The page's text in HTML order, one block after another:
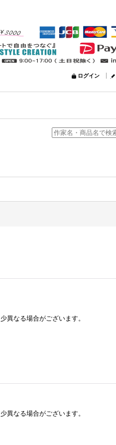
ログイン
異なる場合がございます。
異なる場合がございます。